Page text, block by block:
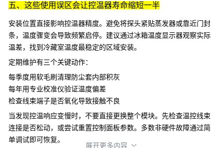
五、这些使用误区会让控温器寿命缩短一半
安装位置直接影响控温器精度。避免将探头紧贴蒸发器或靠近门封
条，温度骤变会导致频繁启停。建议通过冰箱温度显示器观察实际
温差，找到冷藏室温度最稳定的区域安装。
定期维护有三个关键动作：
每季度用软毛刷清理防尘套内部积灰
每年用专业校准仪验证温度偏差
检查线束端子是否氧化导致接触不良
当发现控温响应变慢时，不要直接更换整个模块。先检查温控线束
连接是否松动，或尝试重置控制面板参数。多数非硬件故障通过简
单调试即可恢复。
展开更多内容 